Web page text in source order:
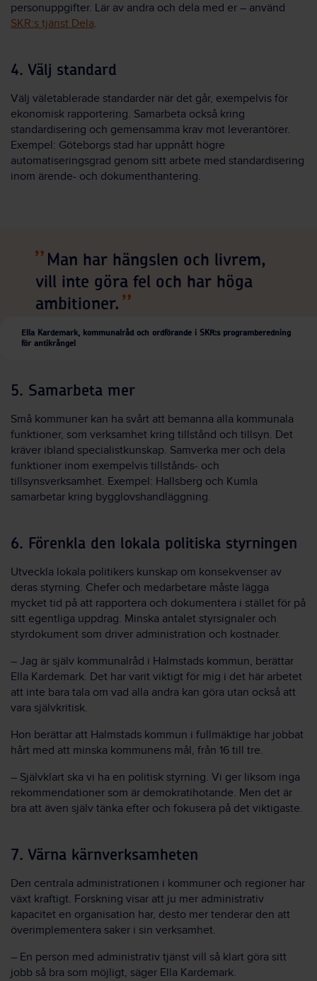
personuppgifter. Lär av andra och dela med er – använd
SKR:s tjänst Dela.
4. Välj standard
Välj väletablerade standarder när det går, exempelvis för
ekonomisk rapportering. Samarbeta också kring
standardisering och gemensamma krav mot leverantörer.
Exempel: Göteborgs stad har uppnått högre
automatiseringsgrad genom sitt arbete med standardisering
inom ärende- och dokumenthantering.
Man har hängslen och livrem,
vill inte göra fel och har höga
ambitioner.
Ella Kardemark, kommunalråd och ordförande i SKR:s programberedning
för antikrångel
5. Samarbeta mer
Små kommuner kan ha svårt att bemanna alla kommunala
funktioner, som verksamhet kring tillstånd och tillsyn. Det
kräver ibland specialistkunskap. Samverka mer och dela
funktioner inom exempelvis tillstånds- och
tillsynsverksamhet. Exempel: Hallsberg och Kumla
samarbetar kring bygglovshandläggning.
6. Förenkla den lokala politiska styrningen
Utveckla lokala politikers kunskap om konsekvenser av
deras styrning. Chefer och medarbetare måste lägga
mycket tid på att rapportera och dokumentera i stället för på
sitt egentliga uppdrag. Minska antalet styrsignaler och
styrdokument som driver administration och kostnader.
– Jag är själv kommunalråd i Halmstads kommun, berättar
Ella Kardemark. Det har varit viktigt för mig i det här arbetet
att inte bara tala om vad alla andra kan göra utan också att
vara självkritisk.
Hon berättar att Halmstads kommun i fullmäktige har jobbat
hårt med att minska kommunens mål, från 16 till tre.
– Självklart ska vi ha en politisk styrning. Vi ger liksom inga
rekommendationer som är demokratihotande. Men det är
bra att även själv tänka efter och fokusera på det viktigaste.
7. Värna kärnverksamheten
Den centrala administrationen i kommuner och regioner har
växt kraftigt. Forskning visar att ju mer administrativ
kapacitet en organisation har, desto mer tenderar den att
överimplementera saker i sin verksamhet.
– En person med administrativ tjänst vill så klart göra sitt
jobb så bra som möjligt, säger Ella Kardemark.